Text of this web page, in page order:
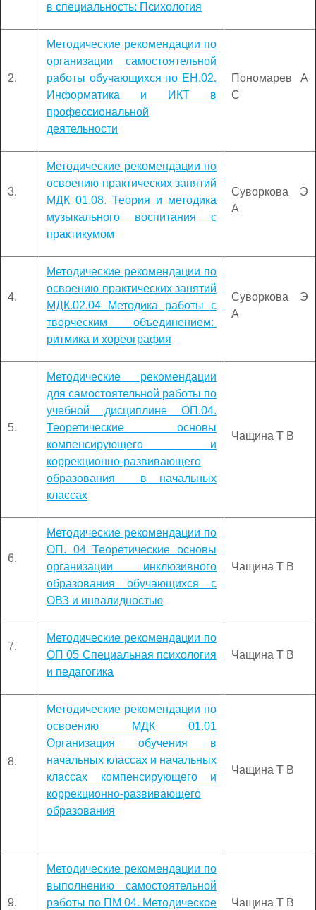
в специальность: Психология
2.
Методические рекомендации по
организации самостоятельной
работы обучающихся по ЕН.02.
Информатика и ИКТ в
профессиональной
деятельности
Пономарев А
С
3.
Методические рекомендации по
освоению практических занятий
МДК 01.08. Теория и методика
музыкального воспитания с
практикумом
Суворкова Э
А
4.
Методические рекомендации по
освоению практических занятий
МДК.02.04 Методика работы с
творческим объединением:
ритмика и хореография
Суворкова Э
А
5.
Методические рекомендации
для самостоятельной работы по
учебной дисциплине ОП.04.
Теоретические основы
компенсирующего и
коррекционно-развивающего
образования в начальных
классах
Чащина Т В
6.
Методические рекомендации по
ОП. 04 Теоретические основы
организации инклюзивного
образования обучающихся с
ОВЗ и инвалидностью
Чащина Т В
7.
Методические рекомендации по
ОП 05 Специальная психология
и педагогика
Чащина Т В
8.
Методические рекомендации по
освоению МДК 01.01
Организация обучения в
начальных классах и начальных
классах компенсирующего и
коррекционно-развивающего
образования
Чащина Т В
9.
Методические рекомендации по
выполнению самостоятельной
работы по ПМ 04. Методическое
Чащина Т В